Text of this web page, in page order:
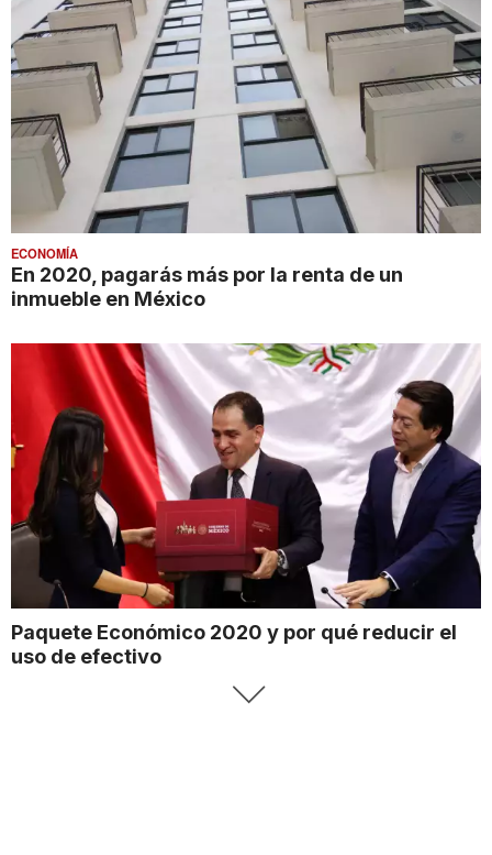
ECONOMÍA
En 2020, pagarás más por la renta de un
inmueble en México
Paquete Económico 2020 y por qué reducir el
uso de efectivo